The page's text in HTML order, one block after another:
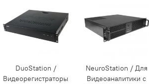
DuoStation /
Видеорегистраторы
NeuroStation / Для
Видеоаналитики с